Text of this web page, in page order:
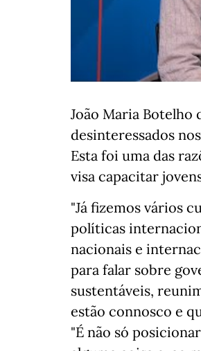
João Maria Botelho
desinteressados
Esta foi uma das
visa capacitar
"Já fizemos vários
políticas
nacionais e
para falar sobre
sustentáveis,
estão connosco e
"É não só